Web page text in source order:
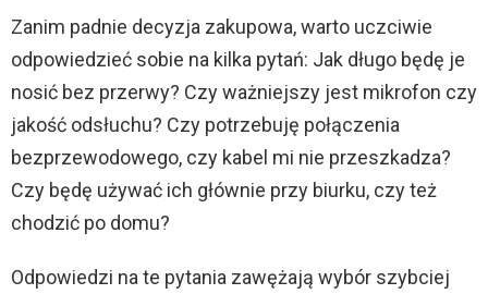
Zanim padnie decyzja zakupowa, warto uczciwie
odpowiedzieć sobie na kilka pytań: Jak długo będę je
nosić bez przerwy? Czy ważniejszy jest mikrofon czy
jakość odsłuchu? Czy potrzebuję połączenia
bezprzewodowego, czy kabel mi nie przeszkadza?
Czy będę używać ich głównie przy biurku, czy też
chodzić po domu?
Odpowiedzi na te pytania zawężają wybór szybciej